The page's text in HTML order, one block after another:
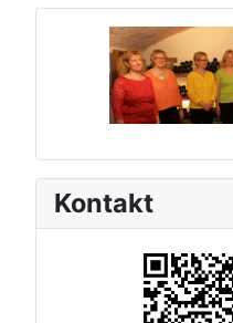
Kontakt